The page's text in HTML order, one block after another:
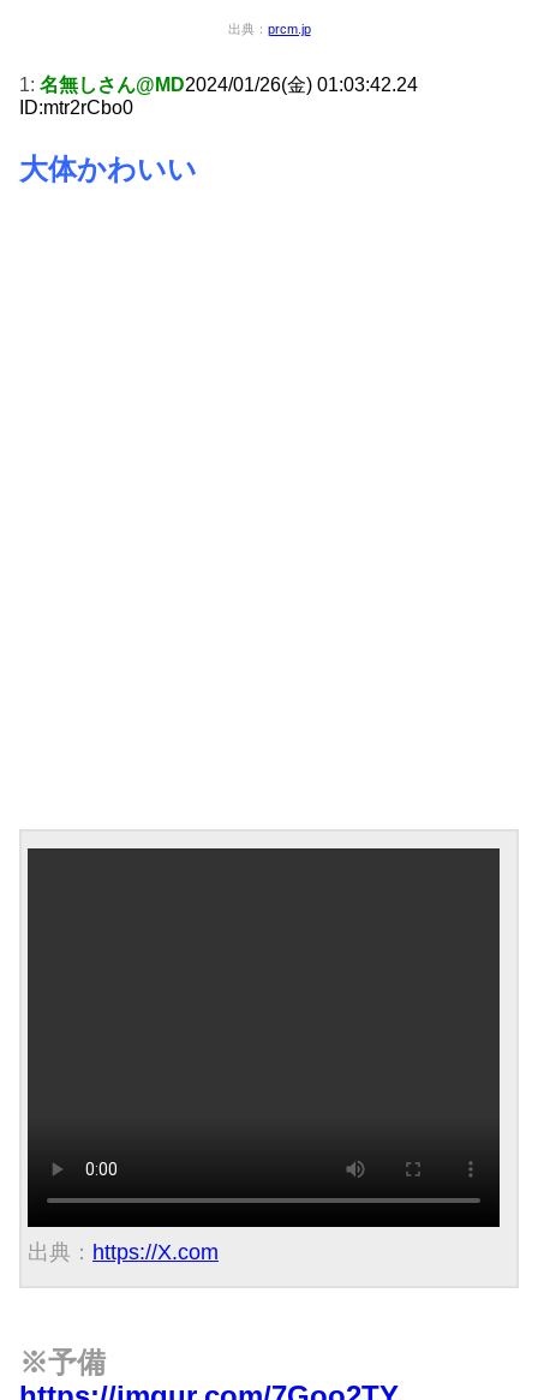
出典： prcm.jp
1: 名無しさん@MD2024/01/26(金) 01:03:42.24
ID:mtr2rCbo0
大体かわいい
出典： https://X.com
※予備